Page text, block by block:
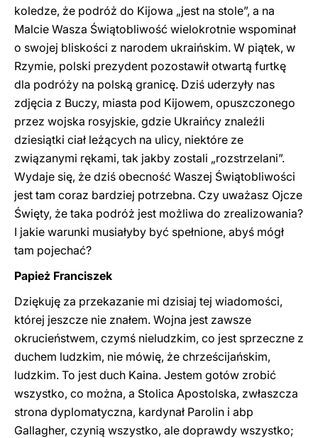
koledze, że podróż do Kijowa „jest na stole”, a na
Malcie Wasza Świątobliwość wielokrotnie wspominał
o swojej bliskości z narodem ukraińskim. W piątek, w
Rzymie, polski prezydent pozostawił otwartą furtkę
dla podróży na polską granicę. Dziś uderzyły nas
zdjęcia z Buczy, miasta pod Kijowem, opuszczonego
przez wojska rosyjskie, gdzie Ukraińcy znaleźli
dziesiątki ciał leżących na ulicy, niektóre ze
związanymi rękami, tak jakby zostali „rozstrzelani”.
Wydaje się, że dziś obecność Waszej Świątobliwości
jest tam coraz bardziej potrzebna. Czy uważasz Ojcze
Święty, że taka podróż jest możliwa do zrealizowania?
I jakie warunki musiałyby być spełnione, abyś mógł
tam pojechać?
Papież Franciszek
Dziękuję za przekazanie mi dzisiaj tej wiadomości,
której jeszcze nie znałem. Wojna jest zawsze
okrucieństwem, czymś nieludzkim, co jest sprzeczne z
duchem ludzkim, nie mówię, że chrześcijańskim,
ludzkim. To jest duch Kaina. Jestem gotów zrobić
wszystko, co można, a Stolica Apostolska, zwłaszcza
strona dyplomatyczna, kardynał Parolin i abp
Gallagher, czynią wszystko, ale doprawdy wszystko;